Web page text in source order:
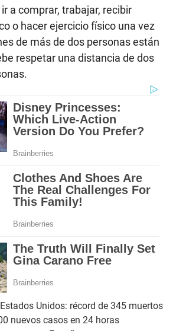
a comprar, trabajar, recibir
o hacer ejercicio físico una vez
de más de dos personas están
respetar una distancia de dos
Unidos: récord de 345 muertos
nuevos casos en 24 horas